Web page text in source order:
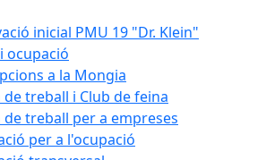
inicial PMU 19 "Dr. Klein"
ocupació
a la Mongia
de treball i Club de feina
de treball per a empreses
per a l'ocupació